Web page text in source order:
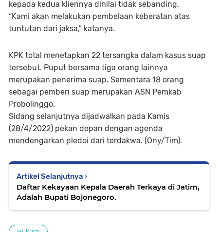
kepada kedua kliennya dinilai tidak sebanding.
“Kami akan melakukan pembelaan keberatan atas
tuntutan dari jaksa,” katanya.
KPK total menetapkan 22 tersangka dalam kasus suap
tersebut. Puput bersama tiga orang lainnya
merupakan penerima suap. Sementara 18 orang
sebagai pemberi suap merupakan ASN Pemkab
Probolinggo.
Sidang selanjutnya dijadwalkan pada Kamis
(28/4/2022) pekan depan dengan agenda
mendengarkan pledoi dari terdakwa. (Ony/Tim).
Artikel Selanjutnya
Daftar Kekayaan Kepala Daerah Terkaya di Jatim,
Adalah Bupati Bojonegoro.